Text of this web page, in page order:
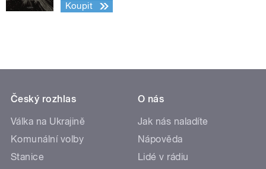
Koupit
Český rozhlas
Válka na Ukrajině
Komunální volby
Stanice
O nás
Jak nás naladíte
Nápověda
Lidé v rádiu